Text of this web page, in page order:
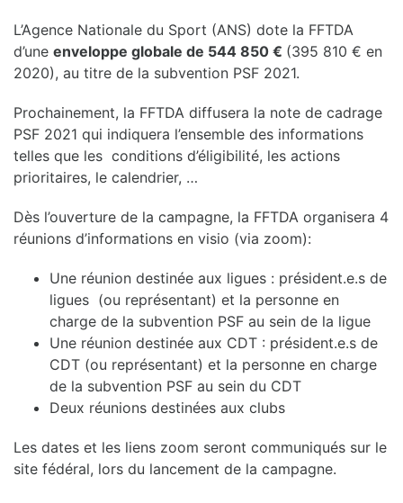
L’Agence Nationale du Sport (ANS) dote la FFTDA
d’une enveloppe globale de 544 850 € (395 810 € en
2020), au titre de la subvention PSF 2021.
Prochainement, la FFTDA diffusera la note de cadrage
PSF 2021 qui indiquera l’ensemble des informations
telles que les conditions d’éligibilité, les actions
prioritaires, le calendrier, …
Dès l’ouverture de la campagne, la FFTDA organisera 4
réunions d’informations en visio (via zoom):
Une réunion destinée aux ligues : président.e.s de
ligues (ou représentant) et la personne en
charge de la subvention PSF au sein de la ligue
Une réunion destinée aux CDT : président.e.s de
CDT (ou représentant) et la personne en charge
de la subvention PSF au sein du CDT
Deux réunions destinées aux clubs
Les dates et les liens zoom seront communiqués sur le
site fédéral, lors du lancement de la campagne.